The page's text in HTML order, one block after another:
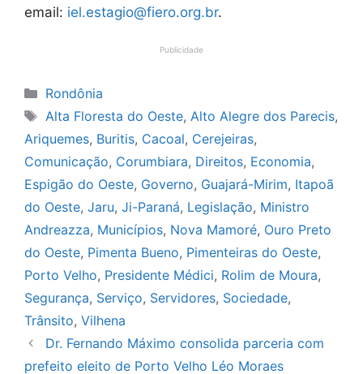
email: iel.estagio@fiero.org.br.
Publicidade
Categorias
Rondônia
Tags
Alta Floresta do Oeste, Alto Alegre dos Parecis,
Ariquemes, Buritis, Cacoal, Cerejeiras,
Comunicação, Corumbiara, Direitos, Economia,
Espigão do Oeste, Governo, Guajará-Mirim, Itapoã
do Oeste, Jaru, Ji-Paraná, Legislação, Ministro
Andreazza, Municípios, Nova Mamoré, Ouro Preto
do Oeste, Pimenta Bueno, Pimenteiras do Oeste,
Porto Velho, Presidente Médici, Rolim de Moura,
Segurança, Serviço, Servidores, Sociedade,
Trânsito, Vilhena
Dr. Fernando Máximo consolida parceria com
prefeito eleito de Porto Velho Léo Moraes